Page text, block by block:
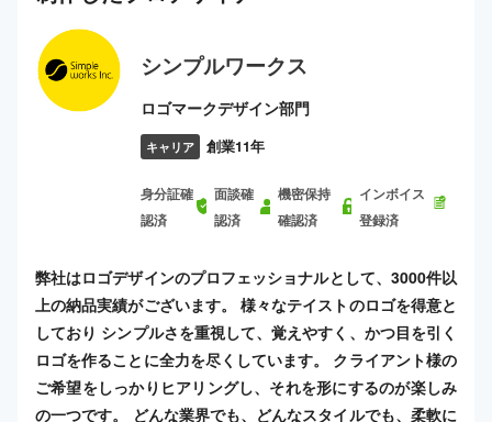
シンプルワークス
ロゴマークデザイン部門
キャリア 創業11年
身分証確
認済
面談確
認済
機密保持
確認済
インボイス
登録済
弊社はロゴデザインのプロフェッショナルとして、3000件以
上の納品実績がございます。 様々なテイストのロゴを得意と
しており シンプルさを重視して、覚えやすく、かつ目を引く
ロゴを作ることに全力を尽くしています。 クライアント様の
ご希望をしっかりヒアリングし、それを形にするのが楽しみ
の一つです。 どんな業界でも、どんなスタイルでも、柔軟に